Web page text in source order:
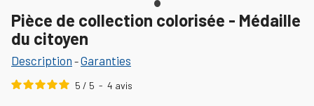
Pièce de collection colorisée - Médaille
du citoyen
Description -Garanties
5 / 5 - 4 avis